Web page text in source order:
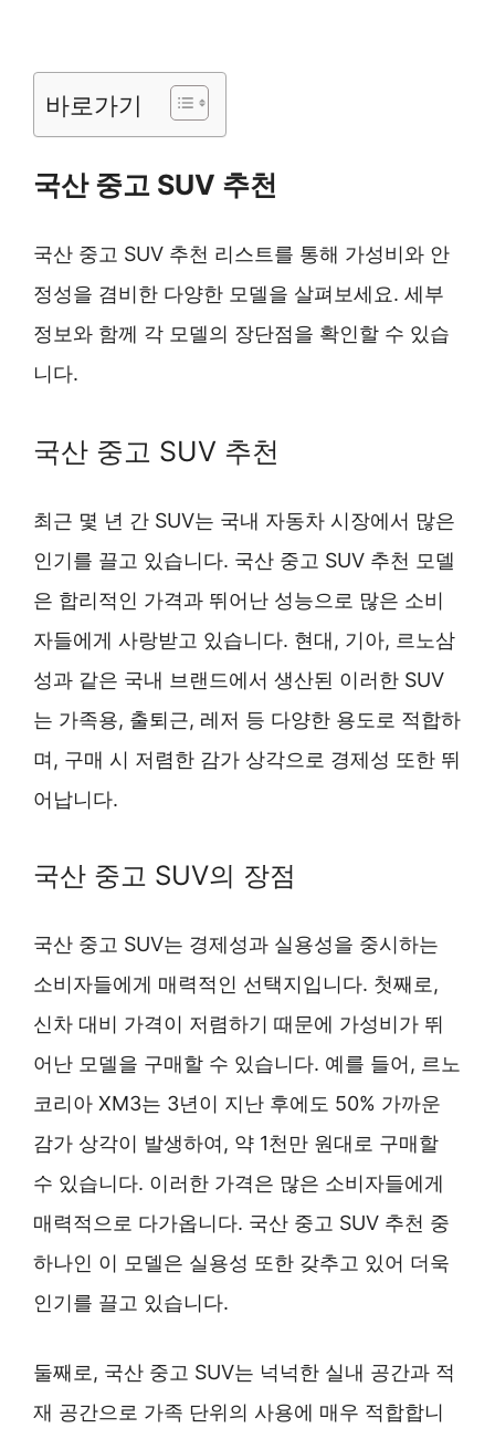
바로가기
국산 중고 SUV 추천
국산 중고 SUV 추천 리스트를 통해 가성비와 안
정성을 겸비한 다양한 모델을 살펴보세요. 세부
정보와 함께 각 모델의 장단점을 확인할 수 있습
니다.
국산 중고 SUV 추천
최근 몇 년 간 SUV는 국내 자동차 시장에서 많은
인기를 끌고 있습니다. 국산 중고 SUV 추천 모델
은 합리적인 가격과 뛰어난 성능으로 많은 소비
자들에게 사랑받고 있습니다. 현대, 기아, 르노삼
성과 같은 국내 브랜드에서 생산된 이러한 SUV
는 가족용, 출퇴근, 레저 등 다양한 용도로 적합하
며, 구매 시 저렴한 감가 상각으로 경제성 또한 뛰
어납니다.
국산 중고 SUV의 장점
국산 중고 SUV는 경제성과 실용성을 중시하는
소비자들에게 매력적인 선택지입니다. 첫째로,
신차 대비 가격이 저렴하기 때문에 가성비가 뛰
어난 모델을 구매할 수 있습니다. 예를 들어, 르노
코리아 XM3는 3년이 지난 후에도 50% 가까운
감가 상각이 발생하여, 약 1천만 원대로 구매할
수 있습니다. 이러한 가격은 많은 소비자들에게
매력적으로 다가옵니다. 국산 중고 SUV 추천 중
하나인 이 모델은 실용성 또한 갖추고 있어 더욱
인기를 끌고 있습니다.
둘째로, 국산 중고 SUV는 넉넉한 실내 공간과 적
재 공간으로 가족 단위의 사용에 매우 적합합니